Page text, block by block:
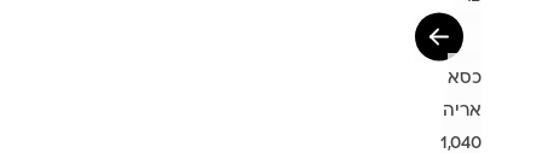
כסא
אריה
1,040